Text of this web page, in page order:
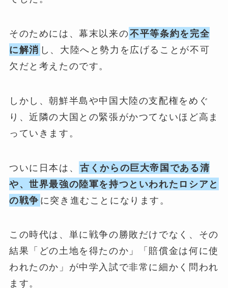
そのためには、幕末以来の不平等条約を完全
に解消 し、大陸へと勢力を広げることが不可
欠だと考えたのです。
しかし、朝鮮半島や中国大陸の支配権をめぐ
り、近隣の大国との緊張がかつてないほど高ま
っていきます。
ついに日本は、 古くからの巨大帝国である清
や、世界最強の陸軍を持つといわれたロシアと
の戦争 に突き進むことになります。
この時代は、単に戦争の勝敗だけでなく、その
結果「どの土地を得たのか」「賠償金は何に使
われたのか」が中学入試で非常に細かく問われ
ます。